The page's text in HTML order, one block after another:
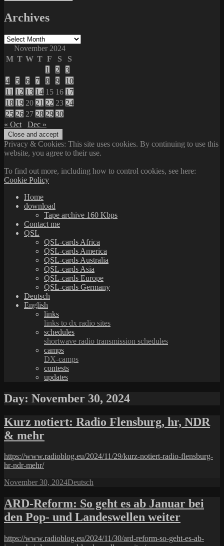
Archives
Archives
November 2024
M T W T F S
S
1
2
3
4
5 6 7 8 9
10
11 12 13 14 15 16 17
18 19 20 21 22 23 24
25 26 27 28 29 30
« Oct
Dec »
Privacy & Cookies: This site uses cookies. By continuing to use this
website, you agree to their use.
To find out more, including how to control cookies, see here:
Cookie Policy
Home
download
Tape archive 160 Kbps
Contact me
QSL
QSL-cards Africa
QSL-cards America
QSL-cards Australia
QSL-cards Asia
QSL-cards Europe
QSL-cards Germany
Deutsch
English
links
links to dx radio sites
schedules
shortwave radio transmission schedules
camps
DX-camps
contests
updates
Day: November 30, 2024
Kurz notiert: Radio Flensburg, hr, NDR
& mehr
https://www.radioblog.eu/2024/11/29/kurz-notiert-radio-flensburg-
hr-ndr-mehr/
Posted
November 30, 2024Categories
Deutsch
ARD-Reform: So geht es ab Januar bei
den Pop- und Landeswellen weiter
https://www.radioblog.eu/2024/11/30/ard-reform-so-geht-es-ab-